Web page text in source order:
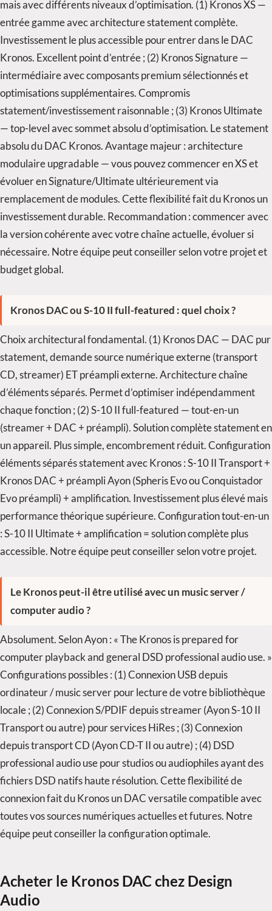
mais avec différents niveaux d’optimisation. (1) Kronos XS —
entrée gamme avec architecture statement complète.
Investissement le plus accessible pour entrer dans le DAC
Kronos. Excellent point d’entrée ; (2) Kronos Signature —
intermédiaire avec composants premium sélectionnés et
optimisations supplémentaires. Compromis
statement/investissement raisonnable ; (3) Kronos Ultimate
— top-level avec sommet absolu d’optimisation. Le statement
absolu du DAC Kronos. Avantage majeur : architecture
modulaire upgradable — vous pouvez commencer en XS et
évoluer en Signature/Ultimate ultérieurement via
remplacement de modules. Cette flexibilité fait du Kronos un
investissement durable. Recommandation : commencer avec
la version cohérente avec votre chaîne actuelle, évoluer si
nécessaire. Notre équipe peut conseiller selon votre projet et
budget global.
Kronos DAC ou S-10 II full-featured : quel choix ?
Choix architectural fondamental. (1) Kronos DAC — DAC pur
statement, demande source numérique externe (transport
CD, streamer) ET préampli externe. Architecture chaîne
d’éléments séparés. Permet d’optimiser indépendamment
chaque fonction ; (2) S-10 II full-featured — tout-en-un
(streamer + DAC + préampli). Solution complète statement en
un appareil. Plus simple, encombrement réduit. Configuration
éléments séparés statement avec Kronos : S-10 II Transport +
Kronos DAC + préampli Ayon (Spheris Evo ou Conquistador
Evo préampli) + amplification. Investissement plus élevé mais
performance théorique supérieure. Configuration tout-en-un
: S-10 II Ultimate + amplification = solution complète plus
accessible. Notre équipe peut conseiller selon votre projet.
Le Kronos peut-il être utilisé avec un music server /
computer audio ?
Absolument. Selon Ayon : « The Kronos is prepared for
computer playback and general DSD professional audio use. »
Configurations possibles : (1) Connexion USB depuis
ordinateur / music server pour lecture de votre bibliothèque
locale ; (2) Connexion S/PDIF depuis streamer (Ayon S-10 II
Transport ou autre) pour services HiRes ; (3) Connexion
depuis transport CD (Ayon CD-T II ou autre) ; (4) DSD
professional audio use pour studios ou audiophiles ayant des
fichiers DSD natifs haute résolution. Cette flexibilité de
connexion fait du Kronos un DAC versatile compatible avec
toutes vos sources numériques actuelles et futures. Notre
équipe peut conseiller la configuration optimale.
Acheter le Kronos DAC chez Design
Audio